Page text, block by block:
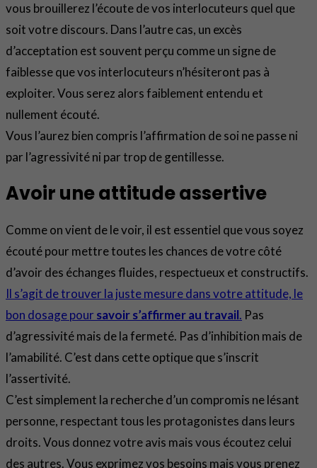
vous brouillerez l’écoute de vos interlocuteurs quel que
soit votre discours. Dans l’autre cas, un excès
d’acceptation est souvent perçu comme un signe de
faiblesse que vos interlocuteurs n’hésiteront pas à
exploiter. Vous serez alors faiblement entendu et
nullement écouté.
Vous l’aurez bien compris l’affirmation de soi ne passe ni
par l’agressivité ni par trop de gentillesse.
Avoir une attitude assertive
Comme on vient de le voir, il est essentiel que vous soyez
écouté pour mettre toutes les chances de votre côté
d’avoir des échanges fluides, respectueux et constructifs.
Il s’agit de trouver la juste mesure dans votre attitude, le
bon dosage pour savoir s’affirmer au travail. Pas
d’agressivité mais de la fermeté. Pas d’inhibition mais de
l’amabilité. C’est dans cette optique que s’inscrit
l’assertivité.
C’est simplement la recherche d’un compromis ne lésant
personne, respectant tous les protagonistes dans leurs
droits. Vous donnez votre avis mais vous écoutez celui
des autres. Vous exprimez vos besoins mais vous prenez